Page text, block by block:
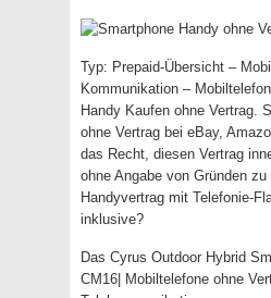
Typ: Prepaid-Übersicht –
Kommunikation –
Handy Kaufen ohne Vertrag.
ohne Vertrag bei eBay,
das Recht, diesen Vertrag
ohne Angabe von Gründen zu
Handyvertrag mit Telefonie-
inklusive?
Das Cyrus Outdoor Hybrid
CM16| Mobiltelefone ohne